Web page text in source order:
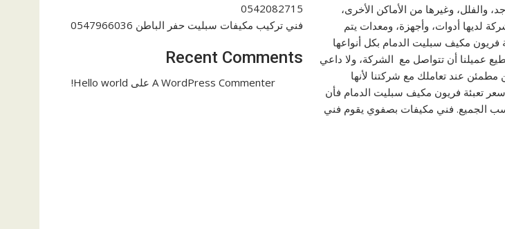
والفلل، وغيرها من الأماكن الأخرى،
لديها أدوات، وأجهزة، ومعدات يتم
فريون مكيف سبليت الدمام بكل أنواعها
عميلنا أن تتواصل مع الشركة، ولا داعي
مطمئن عند تعاملك مع شركتنا لأنها
تعبئة فريون مكيف سبليت الدمام فأن
الجميع. فني مكيفات بصفوي يقوم فني
0542082715
فني تركيب مكيفات سبليت حفر الباطن 0547966036
Recent Comments
A WordPress Commenter على Hello world!